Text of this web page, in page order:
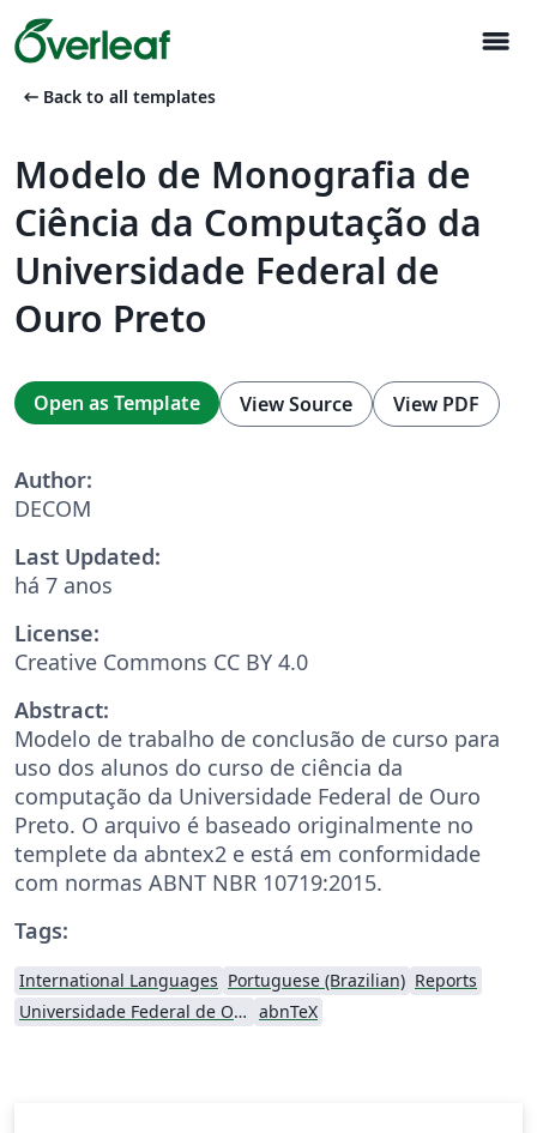
menu
arrow_left_alt Back to all templates
Modelo de Monografia de
Ciência da Computação da
Universidade Federal de
Ouro Preto
Open as Template View Source View PDF
Author:
DECOM
Last Updated:
há 7 anos
License:
Creative Commons CC BY 4.0
Abstract:
Modelo de trabalho de conclusão de curso para
uso dos alunos do curso de ciência da
computação da Universidade Federal de Ouro
Preto. O arquivo é baseado originalmente no
templete da abntex2 e está em conformidade
com normas ABNT NBR 10719:2015.
Tags:
International Languages Portuguese (Brazilian) Reports
Universidade Federal de Ouro Preto abnTeX